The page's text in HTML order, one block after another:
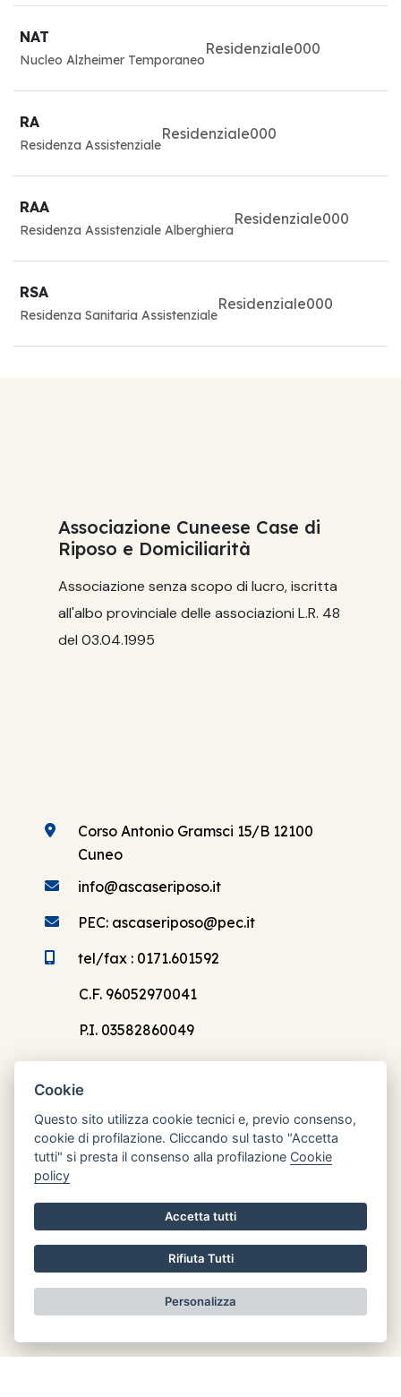
NAT
Nucleo Alzheimer Temporaneo
Residenziale000
RA
Residenza Assistenziale
Residenziale000
RAA
Residenza Assistenziale Alberghiera
Residenziale000
RSA
Residenza Sanitaria Assistenziale
Residenziale000
Associazione Cuneese Case di
Riposo e Domiciliarità
Associazione senza scopo di lucro, iscritta
all'albo provinciale delle associazioni L.R. 48
del 03.04.1995
Corso Antonio Gramsci 15/B 12100
Cuneo
info@ascaseriposo.it
PEC: ascaseriposo@pec.it
tel/fax : 0171.601592
C.F. 96052970041
P.I. 03582860049
Orari di apertura
Mer: 8.30 - 12.30
Gio: chiuso
Cookie
Questo sito utilizza cookie tecnici e, previo consenso,
cookie di profilazione. Cliccando sul tasto "Accetta
tutti" si presta il consenso alla profilazione Cookie
policy
Accetta tutti
Rifiuta Tutti
Personalizza